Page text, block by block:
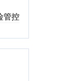
管控